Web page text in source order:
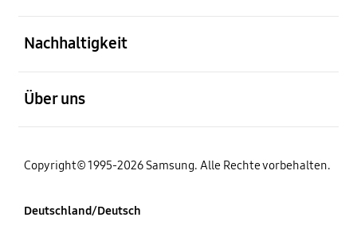
Nachhaltigkeit
Über uns
Copyright© 1995-2026 Samsung. Alle Rechte vorbehalten.
Deutschland/Deutsch